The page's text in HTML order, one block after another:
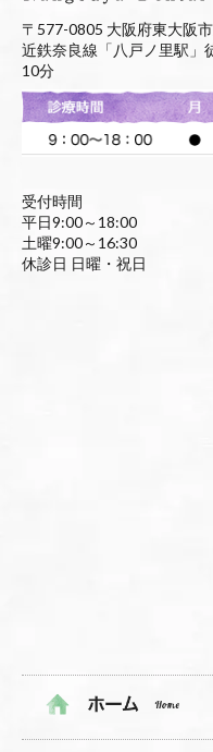
〒577-0805 大阪府東大阪
近鉄奈良線「八戸ノ里駅」
10分
受付時間
平日9:00～18:00
土曜9:00～16:30
休診日 日曜・祝日